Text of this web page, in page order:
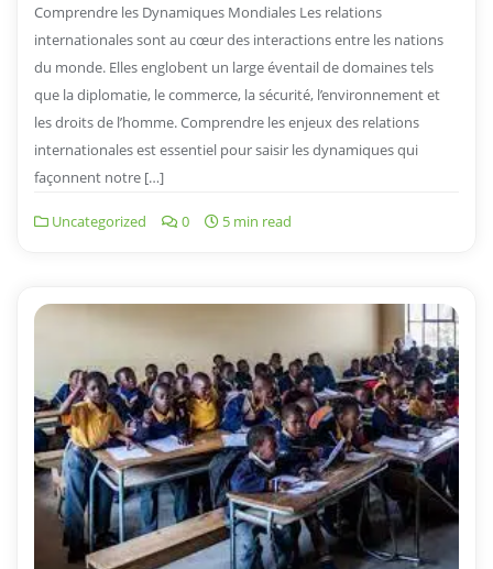
Comprendre les Dynamiques Mondiales Les relations
internationales sont au cœur des interactions entre les nations
du monde. Elles englobent un large éventail de domaines tels
que la diplomatie, le commerce, la sécurité, l’environnement et
les droits de l’homme. Comprendre les enjeux des relations
internationales est essentiel pour saisir les dynamiques qui
façonnent notre […]
Uncategorized 0 5 min read